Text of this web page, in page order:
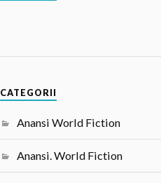
CATEGORII
Anansi World Fiction
Anansi. World Fiction